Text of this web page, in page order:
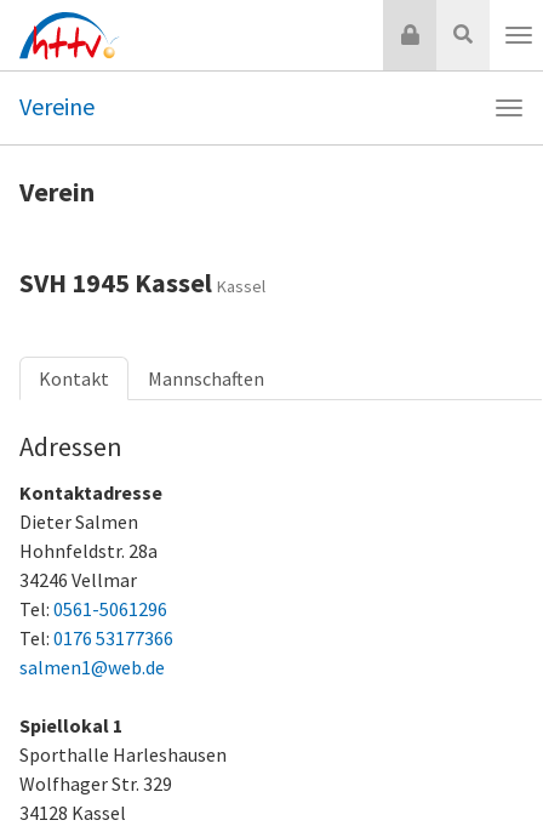
Inhalt
springen
Suche
Login
Vereine
Verein
SVH 1945 Kassel Kassel
Kontakt Mannschaften
Adressen
Kontaktadresse
Dieter Salmen
Hohnfeldstr. 28a
34246 Vellmar
Tel: 0561-5061296
Tel: 0176 53177366
salmen1@web.de
Spiellokal 1
Sporthalle Harleshausen
Wolfhager Str. 329
34128 Kassel